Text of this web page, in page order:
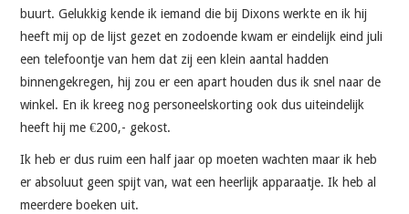
buurt. Gelukkig kende ik iemand die bij Dixons werkte en ik hij
heeft mij op de lijst gezet en zodoende kwam er eindelijk eind juli
een telefoontje van hem dat zij een klein aantal hadden
binnengekregen, hij zou er een apart houden dus ik snel naar de
winkel. En ik kreeg nog personeelskorting ook dus uiteindelijk
heeft hij me €200,- gekost.
Ik heb er dus ruim een half jaar op moeten wachten maar ik heb
er absoluut geen spijt van, wat een heerlijk apparaatje. Ik heb al
meerdere boeken uit.